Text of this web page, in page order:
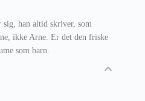
han altid skriver, som
ikke Arne. Er det den friske
som barn.